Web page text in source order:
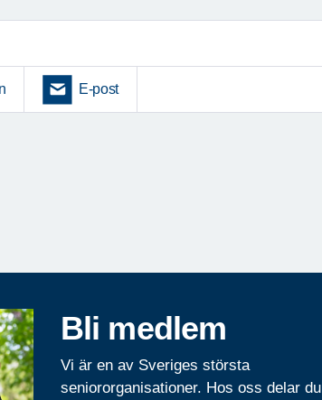
E-post
Bli medlem
Vi är en av Sveriges största
seniororganisationer. Hos oss delar du